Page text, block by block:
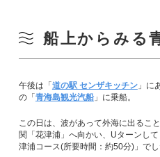
船上からみる
午後は「 道の駅 センザキッチン」に
の「 青海島観光汽船」に乗船。
この日は、波があって外海に出るこ
関「花津浦」へ向かい、Uターンし
津浦コース(所要時間：約50分)」でし